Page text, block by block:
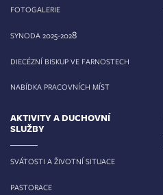
FOTOGALERIE
SYNODA 2025-2028
DIECÉZNÍ BISKUP VE FARNOSTECH
NABÍDKA PRACOVNÍCH MÍST
AKTIVITY A DUCHOVNÍ
SLUŽBY
SVÁTOSTI A ŽIVOTNÍ SITUACE
PASTORACE